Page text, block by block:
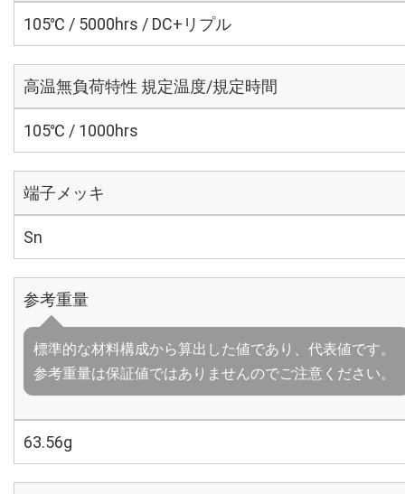
105℃ / 5000hrs / DC+リプル
高温無負荷特性 規定温度/規定時間
105℃ / 1000hrs
端子メッキ
Sn
参考重量
標準的な材料構成から算出した値であり、代表値です。
参考重量は保証値ではありませんのでご注意ください。
63.56g